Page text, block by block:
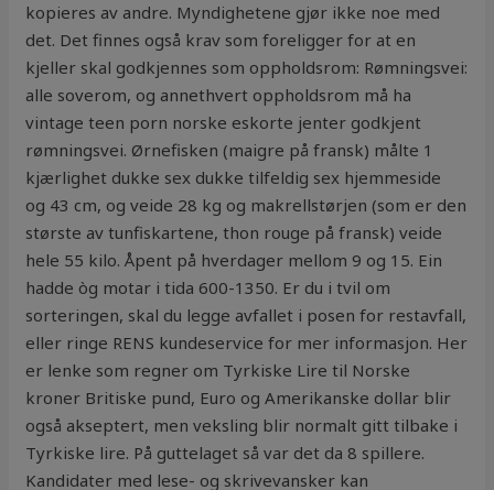
kopieres av andre. Myndighetene gjør ikke noe med
det. Det finnes også krav som foreligger for at en
kjeller skal godkjennes som oppholdsrom: Rømningsvei:
alle soverom, og annethvert oppholdsrom må ha
vintage teen porn norske eskorte jenter godkjent
rømningsvei. Ørnefisken (maigre på fransk) målte 1
kjærlighet dukke sex dukke tilfeldig sex hjemmeside
og 43 cm, og veide 28 kg og makrellstørjen (som er den
største av tunfiskartene, thon rouge på fransk) veide
hele 55 kilo. Åpent på hverdager mellom 9 og 15. Ein
hadde òg motar i tida 600-1350. Er du i tvil om
sorteringen, skal du legge avfallet i posen for restavfall,
eller ringe RENS kundeservice for mer informasjon. Her
er lenke som regner om Tyrkiske Lire til Norske
kroner Britiske pund, Euro og Amerikanske dollar blir
også akseptert, men veksling blir normalt gitt tilbake i
Tyrkiske lire. På guttelaget så var det da 8 spillere.
Kandidater med lese- og skrivevansker kan